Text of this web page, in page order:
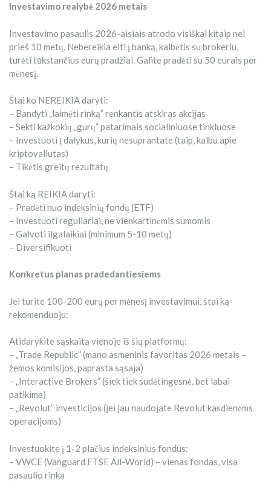
Investavimo realybė 2026 metais
Investavimo pasaulis 2026-aisiais atrodo visiškai kitaip nei
prieš 10 metų. Nebereikia eiti į banką, kalbėtis su brokeriu,
turėti tūkstančius eurų pradžiai. Galite pradėti su 50 eurais per
mėnesį.
Štai ko NEREIKIA daryti:
– Bandyti „laimėti rinką” renkantis atskiras akcijas
– Sekti kažkokių „gurų” patarimais socialiniuose tinkluose
– Investuoti į dalykus, kurių nesuprantate (taip, kalbu apie
kriptovaliutas)
– Tikėtis greitų rezultatų
Štai ką REIKIA daryti:
– Pradėti nuo indeksinių fondų (ETF)
– Investuoti reguliariai, ne vienkartinėmis sumomis
– Galvoti ilgalaikiai (minimum 5-10 metų)
– Diversifikuoti
Konkretus planas pradedantiesiems
Jei turite 100-200 eurų per mėnesį investavimui, štai ką
rekomenduoju:
Atidarykite sąskaitą vienoje iš šių platformų:
– „Trade Republic” (mano asmeninis favoritas 2026 metais –
žemos komisijos, paprasta sąsaja)
– „Interactive Brokers” (šiek tiek sudėtingesnė, bet labai
patikima)
– „Revolut” investicijos (jei jau naudojate Revolut kasdienėms
operacijoms)
Investuokite į 1-2 plačius indeksinius fondus:
– VWCE (Vanguard FTSE All-World) – vienas fondas, visa
pasaulio rinka